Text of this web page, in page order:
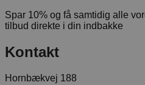
Spar 10% og få samtidig alle
tilbud direkte i din indbakke
Kontakt
Hornbækvej 188